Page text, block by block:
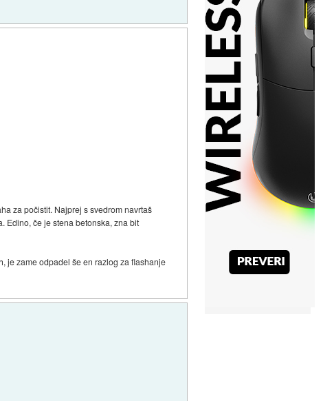
za počistit. Najprej s svedrom navrtaš
Edino, če je stena betonska, zna bit
je zame odpadel še en razlog za flashanje